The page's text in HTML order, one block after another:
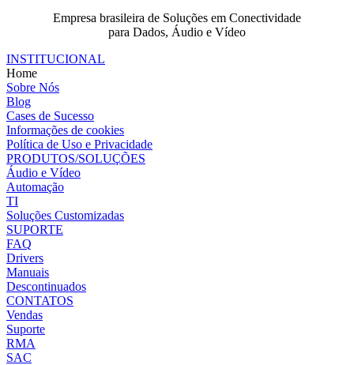
Empresa brasileira de Soluções em Conectividade
para Dados, Áudio e Vídeo
INSTITUCIONAL
Home
Sobre Nós
Blog
Cases de Sucesso
Informações de cookies
Política de Uso e Privacidade
PRODUTOS/SOLUÇÕES
Áudio e Vídeo
Automação
TI
Soluções Customizadas
SUPORTE
FAQ
Drivers
Manuais
Descontinuados
CONTATOS
Vendas
Suporte
RMA
SAC